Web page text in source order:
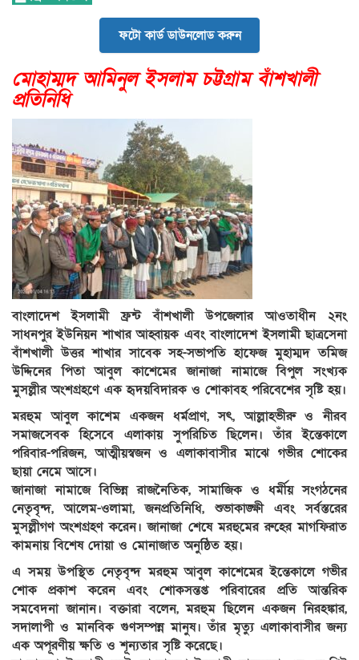
ফটো কার্ড ডাউনলোড করুন
মোহাম্মদ আমিনুল ইসলাম চট্টগ্রাম বাঁশখালী
প্রতিনিধি
বাংলাদেশ ইসলামী ফ্রন্ট বাঁশখালী উপজেলার আওতাধীন ২নং
সাধনপুর ইউনিয়ন শাখার আহ্বায়ক এবং বাংলাদেশ ইসলামী ছাত্রসেনা
বাঁশখালী উত্তর শাখার সাবেক সহ-সভাপতি হাফেজ মুহাম্মদ তমিজ
উদ্দিনের পিতা আবুল কাশেমের জানাজা নামাজে বিপুল সংখ্যক
মুসল্লীর অংশগ্রহণে এক হৃদয়বিদারক ও শোকাবহ পরিবেশের সৃষ্টি হয়।
মরহুম আবুল কাশেম একজন ধর্মপ্রাণ, সৎ, আল্লাহভীরু ও নীরব
সমাজসেবক হিসেবে এলাকায় সুপরিচিত ছিলেন। তাঁর ইন্তেকালে
পরিবার-পরিজন, আত্মীয়স্বজন ও এলাকাবাসীর মাঝে গভীর শোকের
ছায়া নেমে আসে।
জানাজা নামাজে বিভিন্ন রাজনৈতিক, সামাজিক ও ধর্মীয় সংগঠনের
নেতৃবৃন্দ, আলেম-ওলামা, জনপ্রতিনিধি, শুভাকাঙ্ক্ষী এবং সর্বস্তরের
মুসল্লীগণ অংশগ্রহণ করেন। জানাজা শেষে মরহুমের রুহের মাগফিরাত
কামনায় বিশেষ দোয়া ও মোনাজাত অনুষ্ঠিত হয়।
এ সময় উপস্থিত নেতৃবৃন্দ মরহুম আবুল কাশেমের ইন্তেকালে গভীর
শোক প্রকাশ করেন এবং শোকসন্তপ্ত পরিবারের প্রতি আন্তরিক
সমবেদনা জানান। বক্তারা বলেন, মরহুম ছিলেন একজন নিরহঙ্কার,
সদালাপী ও মানবিক গুণসম্পন্ন মানুষ। তাঁর মৃত্যু এলাকাবাসীর জন্য
এক অপূরণীয় ক্ষতি ও শূন্যতার সৃষ্টি করেছে।